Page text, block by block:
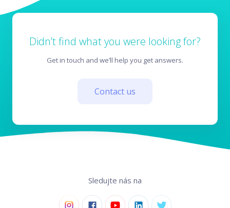
Didn’t find what you were looking for?
Get in touch and we’ll help you get answers.
Contact us
Sledujte nás na